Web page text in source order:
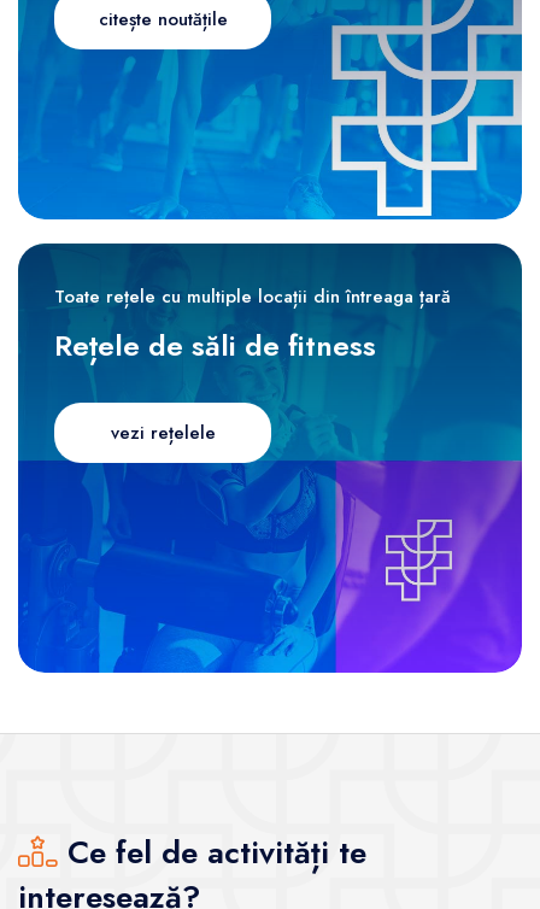
citește noutățile
Toate rețele cu multiple locații din întreaga țară
Rețele de săli de fitness
vezi rețelele
Ce fel de activități te
interesează?